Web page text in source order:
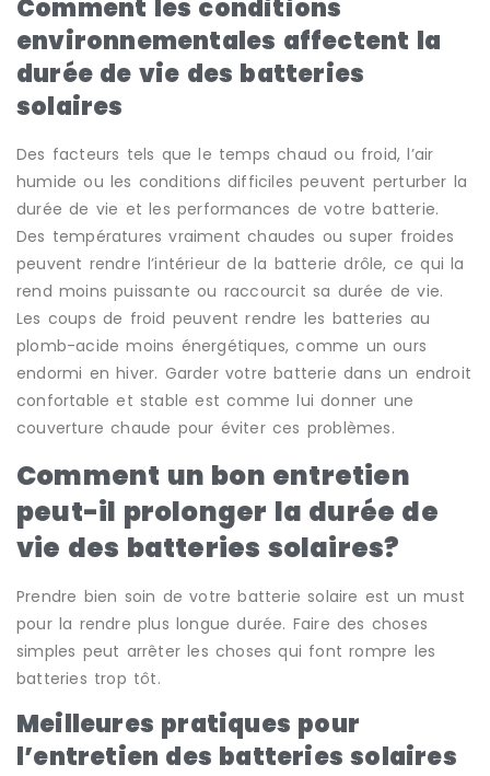
Comment les conditions
environnementales affectent la
durée de vie des batteries
solaires
Des facteurs tels que le temps chaud ou froid, l’air
humide ou les conditions difficiles peuvent perturber la
durée de vie et les performances de votre batterie.
Des températures vraiment chaudes ou super froides
peuvent rendre l’intérieur de la batterie drôle, ce qui la
rend moins puissante ou raccourcit sa durée de vie.
Les coups de froid peuvent rendre les batteries au
plomb-acide moins énergétiques, comme un ours
endormi en hiver. Garder votre batterie dans un endroit
confortable et stable est comme lui donner une
couverture chaude pour éviter ces problèmes.
Comment un bon entretien
peut-il prolonger la durée de
vie des batteries solaires?
Prendre bien soin de votre batterie solaire est un must
pour la rendre plus longue durée. Faire des choses
simples peut arrêter les choses qui font rompre les
batteries trop tôt.
Meilleures pratiques pour
l’entretien des batteries solaires